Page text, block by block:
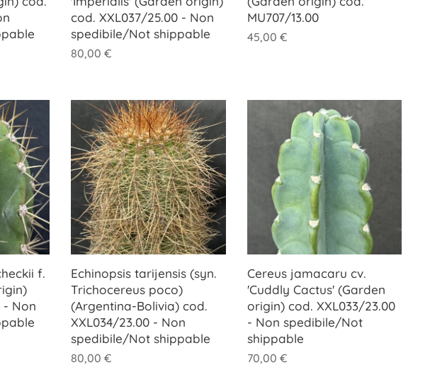
cod. XXL037/25.00 - Non
spedibile/Not shippable
80,00 €
MU707/13.00
45,00 €
f.
- Non
Echinopsis tarijensis (syn.
Trichocereus poco)
(Argentina-Bolivia) cod.
XXL034/23.00 - Non
spedibile/Not shippable
80,00 €
Cereus jamacaru cv.
'Cuddly Cactus' (Garden
origin) cod. XXL033/23.00
- Non spedibile/Not
shippable
70,00 €